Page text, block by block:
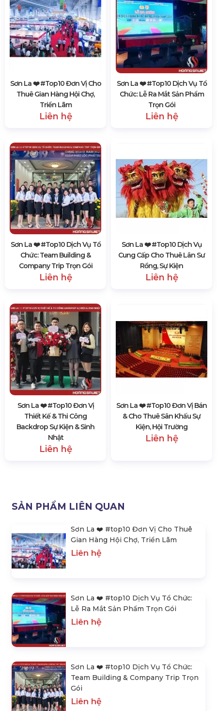
Sơn La ❤️️ #top10 Đơn Vị Cho
Thuê Gian Hàng Hội Chợ,
Triển Lãm
Liên hệ
Sơn La ❤️️ #top10 Dịch Vụ Tổ
Chức: Lễ Ra Mắt Sản Phẩm
Trọn Gói
Liên hệ
Sơn La ❤️️ #top10 Dịch Vụ Tổ
Chức: Team Building &
Company Trip Trọn Gói
Liên hệ
Sơn La ❤️️ #top10 Dịch Vụ
Cung Cấp Cho Thuê Lân Sư
Rồng, Sự Kiện
Liên hệ
Sơn La ❤️️ #top10 Đơn Vị
Thiết Kế & Thi Công
Backdrop Sự Kiện & Sinh
Nhật
Liên hệ
Sơn La ❤️️ #top10 Đơn Vị Bán
& Cho Thuê Sân Khấu Sự
Kiện, Hội Trường
Liên hệ
SẢN PHẨM LIÊN QUAN
Sơn La ❤️️ #top10 Đơn Vị Cho Thuê
Gian Hàng Hội Chợ, Triển Lãm
Liên hệ
Sơn La ❤️️ #top10 Dịch Vụ Tổ Chức:
Lễ Ra Mắt Sản Phẩm Trọn Gói
Liên hệ
Sơn La ❤️️ #top10 Dịch Vụ Tổ Chức:
Team Building & Company Trip Trọn
Gói
Liên hệ